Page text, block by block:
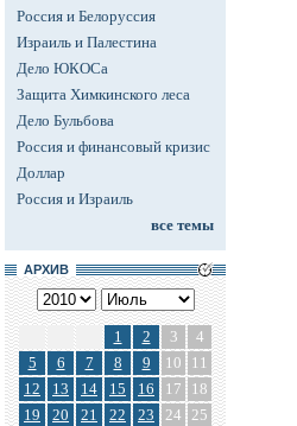
Россия и Белоруссия
Израиль и Палестина
Дело ЮКОСа
Защита Химкинского леса
Дело Бульбова
Россия и финансовый кризис
Доллар
Россия и Израиль
все темы
АРХИВ
1 2 3
4
5
6 7 8 9 10
11
12
13 14 15 16 17
18
19
20 21 22 23 24 25